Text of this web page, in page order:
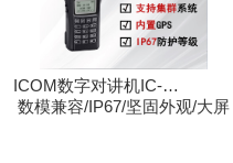
ICOM数字对讲机IC-
F3263DT/IC-F4263DT
数模兼容/IP67/坚固外观/大屏